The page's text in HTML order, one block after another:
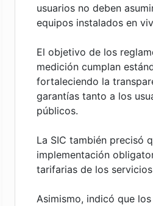
usuarios no deben
equipos instalados en
El objetivo de los
medición cumplan
fortaleciendo la
garantías tanto a los
públicos.
La SIC también precisó
implementación
tarifarias de los
Asimismo, indicó que